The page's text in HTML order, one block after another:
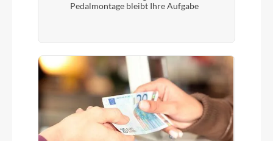
Pedalmontage bleibt Ihre Aufgabe